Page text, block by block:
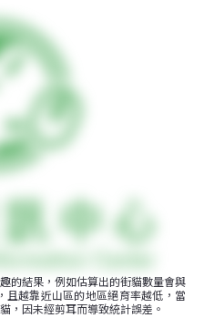
的結果，例如估算出的街貓數量會與
且越靠近山區的地區絕育率越低，當
，因未經剪耳而導致統計誤差。